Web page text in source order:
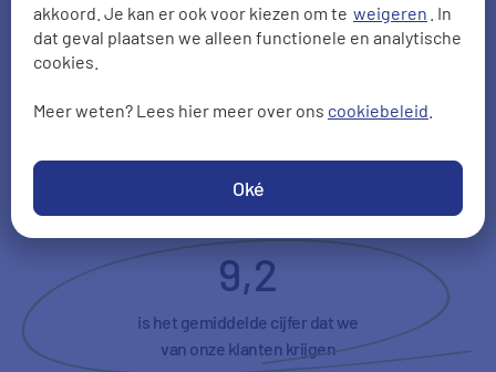
akkoord. Je kan er ook voor kiezen om te weigeren . In
dat geval plaatsen we alleen functionele en analytische
cookies.
Meer weten? Lees hier meer over ons cookiebeleid
Oké
38011ervaringen metonze energievergelijker.
NPS Aanbevelen
Duidelijkheid
9,2
is het gemiddelde cijfer dat we
van onze klanten krijgen